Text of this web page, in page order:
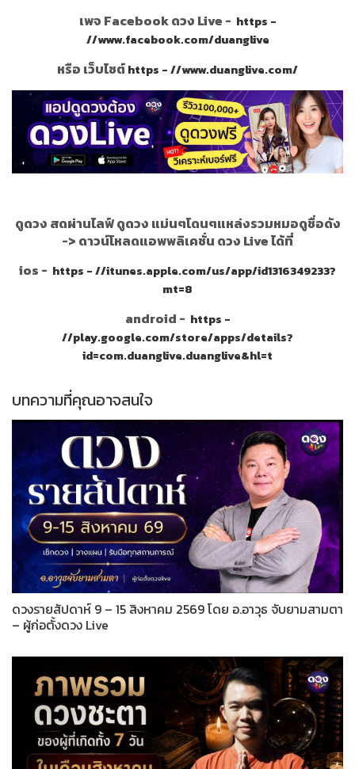
เพจ Facebook ดวง Live - https -
//www.facebook.com/duanglive
หรือ เว็บไซต์https - //www.duanglive.com/
ดูดวง สดผ่านไลฟ์ ดูดวง แม่นๆโดนๆแหล่งรวมหมอดูชื่อดัง
-> ดาวน์โหลดแอพพลิเคชั่น ดวง Live ได้ที่
ios - https - //itunes.apple.com/us/app/id1316349233?
mt=8
android - https -
//play.google.com/store/apps/details?
id=com.duanglive.duanglive&hl=t
บทความที่คุณอาจสนใจ
ดวงรายสัปดาห์ 9 – 15 สิงหาคม 2569 โดย อ.อาวุธ จับยามสามตา
– ผู้ก่อตั้งดวง Live